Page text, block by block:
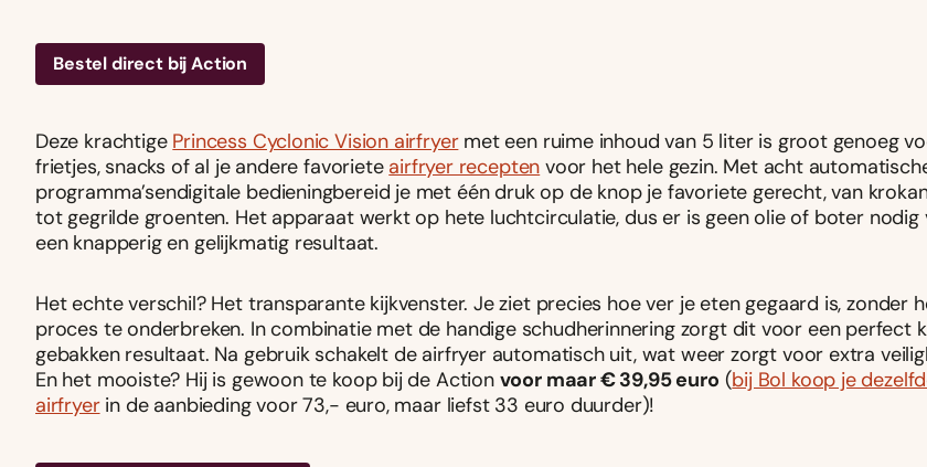
Bestel direct bij Action
Deze krachtige Princess Cyclonic Vision airfryermet een ruime inhoud van 5 liter is groot genoeg
frietjes, snacks of al je andere favoriete airfryer recepten voor het hele gezin. Met acht
programma’sendigitale bedieningbereid je met één druk op de knop je favoriete gerecht, van
tot gegrilde groenten. Het apparaat werkt op hete luchtcirculatie, dus er is geen olie of boter nodig
een knapperig en gelijkmatig resultaat.
Het echte verschil? Het transparante kijkvenster. Je ziet precies hoe ver je eten gegaard is, zonder
proces te onderbreken. In combinatie met de handige schudherinnering zorgt dit voor een perfect
gebakken resultaat. Na gebruik schakelt de airfryer automatisch uit, wat weer zorgt voor extra
En het mooiste? Hij is gewoon te koop bij de Action voor maar € 39,95 euro (bij Bol koop je
airfryerin de aanbieding voor 73,- euro, maar liefst 33 euro duurder)!